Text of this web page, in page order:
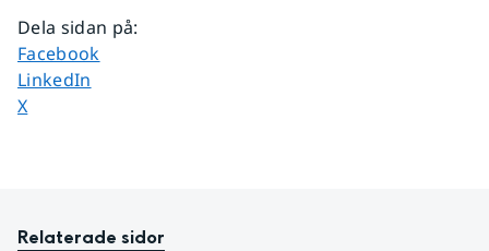
Dela sidan på:
Dela sidan på
Facebook
Dela sidan på
LinkedIn
Dela sidan på
X
Relaterade sidor